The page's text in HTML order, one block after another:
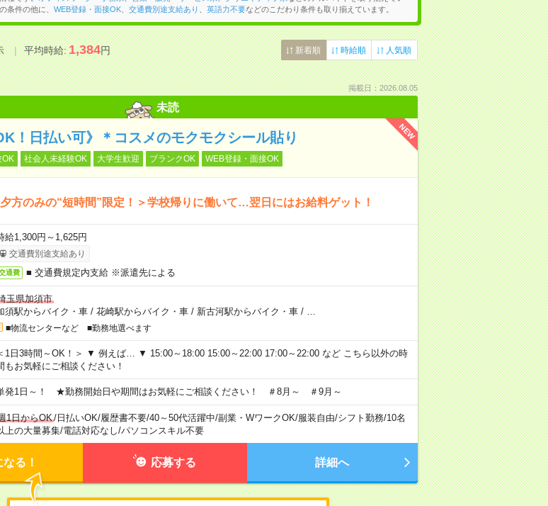
条件の他に、 WEB登録・面接OK、 交通費別途支給あり 英語力不要などのこだわり条件も取り揃えています。
平均時給:1,384円 新着順 時給順 人気順
掲載日：2026.08.05
未読
NEW
！日払い可》＊コスメのモクモクシール貼り
社会人未経験OK 大学生歓迎 ブランクOK WEB登録・面接OK
方のみの“短時間”限定！＞学校帰りに働いて…翌日にはお給料ゲット！
給1,300円～1,625円
交通費別途支給あり
通費 ■ 交通費規定内支給 ※派遣先による
玉県加須市
須駅からバイク・車/ 花崎駅からバイク・車/ 新古河駅からバイク・車/
■物流センターなど ■勤務地選べます
1日3時間～OK！＞ ▼ 例えば… ▼ 15:00～18:00 15:00～22:00 17:00～22:00 など こちら以外の時
もお気軽にご相談ください！
発1日～！ ★勤務開始日や期間はお気軽にご相談ください！ ＃8月～ ＃9月～
1日からOK/日払いOK/履歴書不要/40～50代活躍中/副業・WワークOK/服装自由/シフト勤務/10名
上の大量募集/電話対応なし/パソコンスキル不要
る！ 応募する 詳細へ